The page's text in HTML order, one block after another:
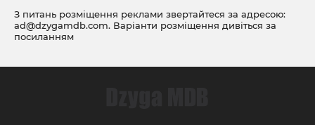
З питань розміщення реклами звертайтеся за адресою:
ad@dzygamdb.com. Варіанти розміщення дивіться за
посиланням